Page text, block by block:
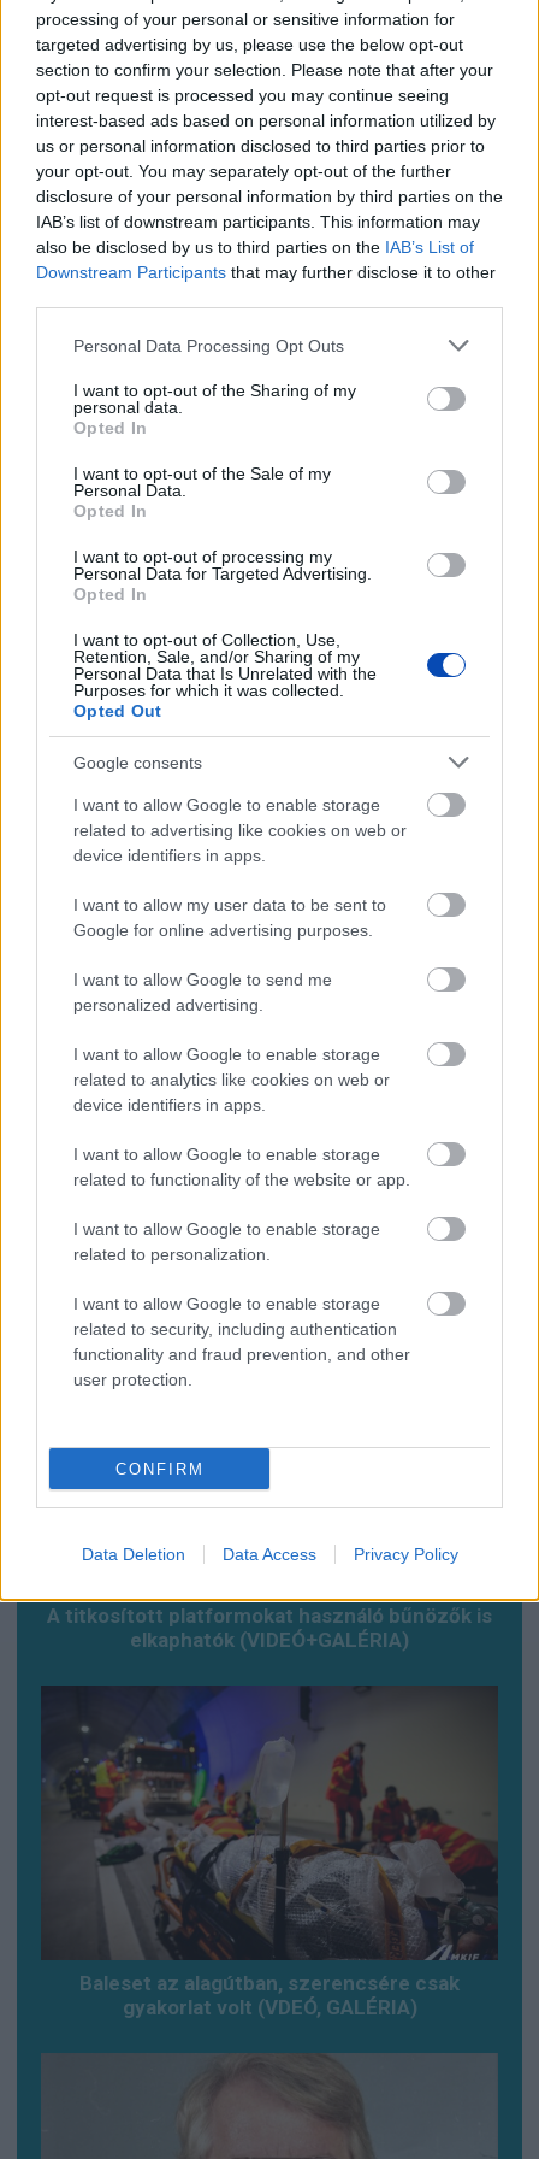
processing of your personal or sensitive information for
targeted advertising by us, please use the below opt-out
section to confirm your selection. Please note that after your
opt-out request is processed you may continue seeing
interest-based ads based on personal information utilized by
us or personal information disclosed to third parties prior to
your opt-out. You may separately opt-out of the further
disclosure of your personal information by third parties on the
IAB’s list of downstream participants. This information may
also be disclosed by us to third parties on the IAB’s List of
Downstream Participants that may further disclose it to other
Please note that this website/app uses one or more Google
not limited to your visit or usage behaviour. You may click to
grant or deny consent to Google and its third-party tags to
use your data for below specified purposes in below Google
consent section.
Personal Data Processing Opt Outs
I want to opt-out of the Sharing of my
personal data.
Opted In
I want to opt-out of the Sale of my
Personal Data.
Opted In
I want to opt-out of processing my
Personal Data for Targeted Advertising.
Opted In
I want to opt-out of Collection, Use,
Retention, Sale, and/or Sharing of my
Personal Data that Is Unrelated with the
Purposes for which it was collected.
Opted Out
Google consents
I want to allow Google to enable storage
related to advertising like cookies on web or
device identifiers in apps.
I want to allow my user data to be sent to
Google for online advertising purposes.
I want to allow Google to send me
personalized advertising.
I want to allow Google to enable storage
related to analytics like cookies on web or
device identifiers in apps.
I want to allow Google to enable storage
related to functionality of the website or app.
I want to allow Google to enable storage
related to personalization.
I want to allow Google to enable storage
related to security, including authentication
functionality and fraud prevention, and other
user protection.
CONFIRM
Data Deletion Data Access Privacy Policy
ÖNNEK AJÁNLJUK
SZÓRAKOZÁS
KVÍZ: Ki született Mikszáthfalván?
BŰNÜGY ÉS BALESET
a pihenőidőt
SPORT
Eldől a Ferencváros sorsa
HELYI HÍREK
Megszerezhető az autópálya mellett kivágott
fa
Az oroszlánt egy régi ismerőse keresheti
meg váratlanul
LEGFRISSEBB GALÉRIÁK
Már látható jelei vannak az autópálya
A titkosított platformokat használó bűnözők is
elkaphatók (VIDEÓ+GALÉRIA)
Baleset az alagútban, szerencsére csak
gyakorlat volt (VDEÓ, GALÉRIA)